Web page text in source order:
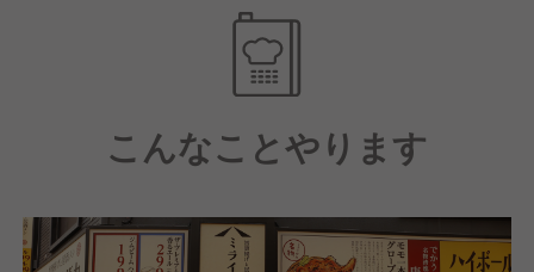
■ワタミで働く従業員は「人が良い」。仕事だけでは
ない一生ものの仲間が見つかる。■ワタミチャレンジ
アワード/仲間と夢を語る会等従業員のキャリア実現
に力を入れた制度もあり、この会社にいれば成長でき
そうと思える環境づくりに力を入れています。
こんなことやります